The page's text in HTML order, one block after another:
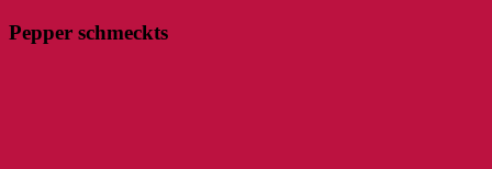
Pepper schmeckts